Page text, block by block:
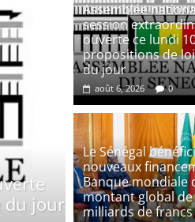
une inertie du
immédiate
Assemblée
session
ouverte ce lundi
propositions de
du jour
août 6, 2026 0
Le Sénégal
nouveaux
Banque mondiale
montant global de
milliards de francs